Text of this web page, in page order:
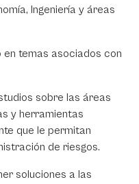
Ingeniería y áreas
en temas asociados con
sobre las áreas
y herramientas
que le permitan
de riesgos.
soluciones a las